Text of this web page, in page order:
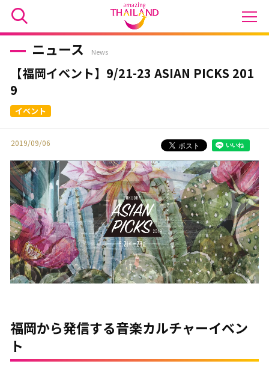
ニュース News
【福岡イベント】9/21-23 ASIAN PICKS 201
9
2019/09/06
福岡から発信する音楽カルチャーイベン
ト